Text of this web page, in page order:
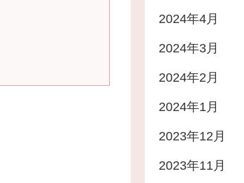
2024年4月
2024年3月
2024年2月
2024年1月
2023年12月
2023年11月